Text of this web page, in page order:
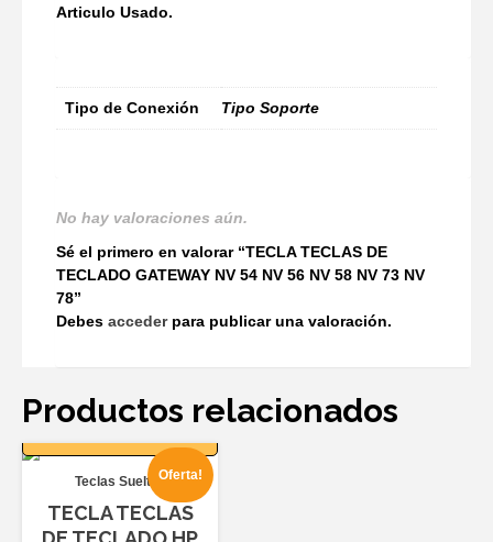
Articulo Usado.
Tipo de Conexión Tipo Soporte
No hay valoraciones aún.
Sé el primero en valorar “TECLA TECLAS DE
TECLADO GATEWAY NV 54 NV 56 NV 58 NV 73 NV
78”
Debes accederpara publicar una valoración.
Productos relacionados
AÑADIR AL
Oferta!
Teclas Sueltas
TECLA TECLAS